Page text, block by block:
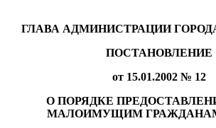
ГЛАВА АДМИНИСТРАЦИИ
ПОСТАНОВЛЕНИЕ
от 15.01.2002 № 12
О ПОРЯДКЕ
МАЛОИМУЩИМ